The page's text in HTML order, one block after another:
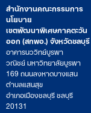
สำนักงานคณะกรรมการ
นโยบาย
เขตพัฒนาพิเศษภาคตะวัน
ออก (สกพอ.) จังหวัดชลบุรี
อาคารนววิทย์บูรพา
วณิชย์ มหาวิทยาลัยบูรพา
169 ถนนลงหาดบางแสน
ตำบลแสนสุข
อำเภอเมืองชลบุรี ชลบุรี
20131